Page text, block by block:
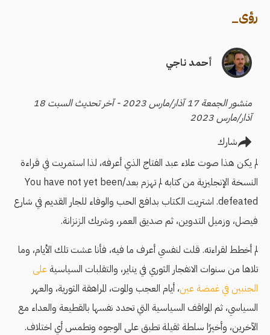
رؤى_
أحمد ناجي
منشور الجمعة 17 آذار/مارس 2023 - آخر تحديث السبت 18
آذار/مارس 2023
شارك
لم يكن هذا صوت علاء عبد الفتاج الذي أعرفه، لذا استمريت في قراءة
النسخة الإنجليزية من كتابه لم تهزم بعد/You have not yet been
defeated. اشتريت الكتاب بدافع الحب والوفاء للجار القديم في شارع
فيصل، وزميل التدوين، ثم صديق العمر، وشريك الزنزانة.
لم أخطط لقراءته. قلت لنفسي أعرف ما فيه، فأنا عشت تلك الأيام، وما
تلاها من سنوات الانفجار الثوري في يناير، والتقلبات السياسية على
الجنبين في غمضة عين، أيام العجب والموت، المراهقة الثورية، والعهر
السياسي، ثم المواقف السياسية التي تحدد نفسها بالقطيعة والعداء مع
الآخرين، وأخيرًا سلطة ثقيلة تطبق على الوجوه وتطمس أي اختلاف.